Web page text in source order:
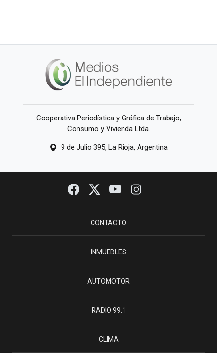
Cooperativa Periodística y Gráfica de Trabajo,
Consumo y Vivienda Ltda.
9 de Julio 395, La Rioja, Argentina
CONTACTO
INMUEBLES
AUTOMOTOR
RADIO 99.1
CLIMA